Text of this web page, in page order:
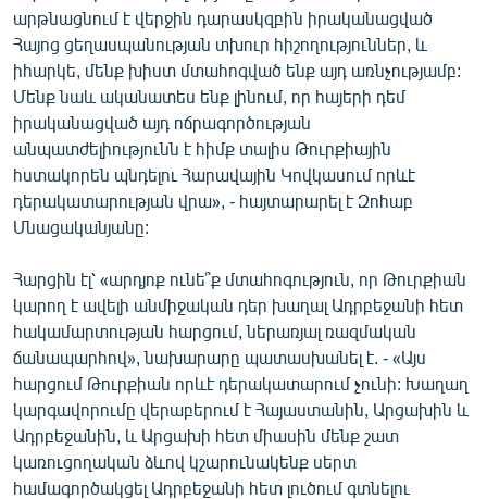
արթնացնում է վերջին դարասկզբին իրականացված
Հայոց ցեղասպանության տխուր հիշողություններ, և
իհարկե, մենք խիստ մտահոգված ենք այդ առնչությամբ:
Մենք նաև ականատես ենք լինում, որ հայերի դեմ
իրականացված այդ ոճրագործության
անպատժելիությունն է հիմք տալիս Թուրքիային
հստակորեն պնդելու Հարավային Կովկասում որևէ
դերակատարության վրա», - հայտարարել է Զոհաբ
Մնացականյանը:
Հարցին էլ՝ «արդյոք ունե՞ք մտահոգություն, որ Թուրքիան
կարող է ավելի անմիջական դեր խաղալ Ադրբեջանի հետ
հակամարտության հարցում, ներառյալ ռազմական
ճանապարհով», նախարարը պատասխանել է. - «Այս
հարցում Թուրքիան որևէ դերակատարում չունի: Խաղաղ
կարգավորումը վերաբերում է Հայաստանին, Արցախին և
Ադրբեջանին, և Արցախի հետ միասին մենք շատ
կառուցողական ձևով կշարունակենք սերտ
համագործակցել Ադրբեջանի հետ լուծում գտնելու